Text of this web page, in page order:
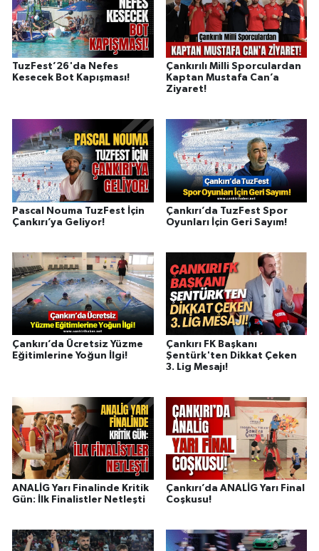
TuzFest’26'da Nefes
Kesecek Bot Kapışması!
Çankırılı Milli Sporculardan
Kaptan Mustafa Can’a
Ziyaret!
Pascal Nouma TuzFest İçin
Çankırı’ya Geliyor!
Çankırı’da TuzFest Spor
Oyunları İçin Geri Sayım!
Çankırı’da Ücretsiz Yüzme
Eğitimlerine Yoğun İlgi!
Çankırı FK Başkanı
Şentürk'ten Dikkat Çeken
3. Lig Mesajı!
ANALİG Yarı Finalinde Kritik
Gün: İlk Finalistler Netleşti
Çankırı’da ANALİG Yarı Final
Coşkusu!